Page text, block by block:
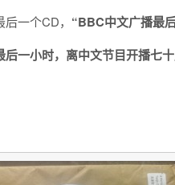
一个CD， “BBC中文广播最
后一小时，离中文节目开播七十